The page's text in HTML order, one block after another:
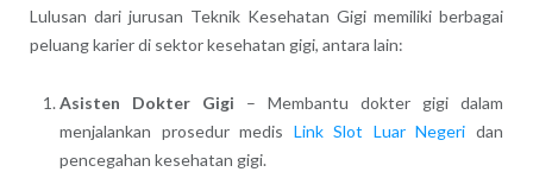
Lulusan dari jurusan Teknik Kesehatan Gigi memiliki berbagai
peluang karier di sektor kesehatan gigi, antara lain:
Asisten Dokter Gigi – Membantu dokter gigi dalam
menjalankan prosedur medis Link Slot Luar Negeri dan
pencegahan kesehatan gigi.